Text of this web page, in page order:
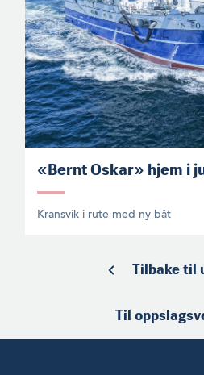
«Bernt Oskar» hjem i
Kransvik i rute med ny båt
Tilbake til
Til